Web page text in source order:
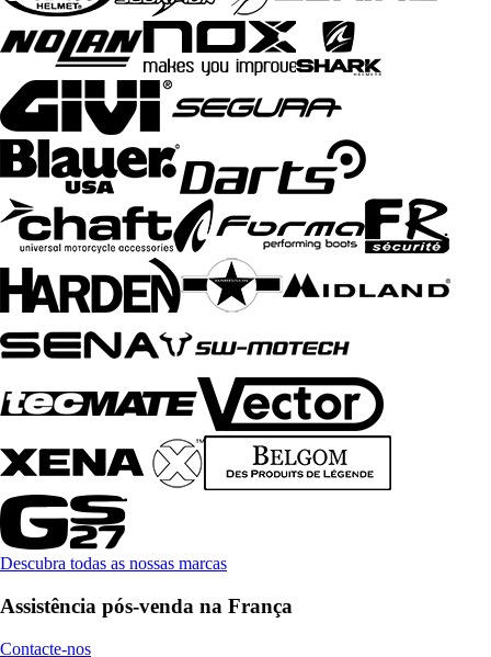
Descubra todas as nossas marcas
Assistência pós-venda na França
Contacte-nos